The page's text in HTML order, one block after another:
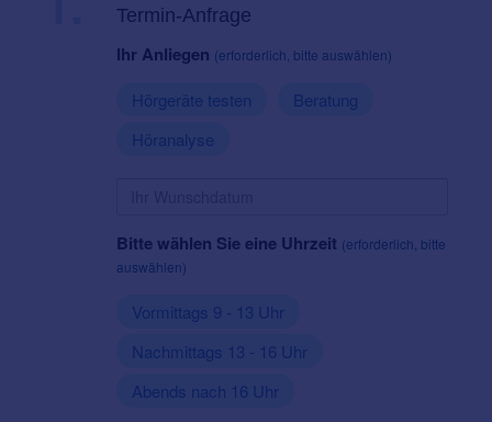
Termin-Anfrage
Ihr Anliegen (erforderlich, bitte auswählen)
Hörgeräte testen
Beratung
Höranalyse
Bitte wählen Sie eine Uhrzeit (erforderlich, bitte
auswählen)
Vormittags 9 - 13 Uhr
Nachmittags 13 - 16 Uhr
Abends nach 16 Uhr